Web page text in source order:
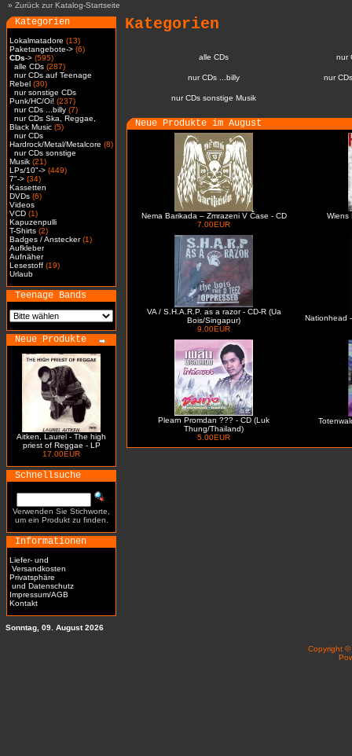
» Zurück zur Katalog-Startseite
Kategorien
Lokalmatadore (13)
Paketangebote-> (6)
CDs-> (595)
alle CDs (287)
nur CDs auf Teenage
Rebel (30)
nur sonstige CDs
Punk/HC/Oi! (237)
nur CDs ...billy (7)
nur CDs Ska, Reggae,
Black Music (5)
nur CDs
Hardrock/Metal/Metalcore (8)
nur CDs sonstige
Musik (21)
LPs/10"-> (449)
7"-> (34)
Kassetten
DVDs (6)
Videos
VCD (1)
Kapuzenpulli
T-Shirts (2)
Badges / Anstecker(1)
Aufkleber
Aufnäher
Lesestoff (19)
Urlaub
Teenage Bands
Neue Produkte
Aitken, Laurel - The high
priest of Reggae - LP
17.00EUR
Schnellsuche
Verwenden Sie Stichworte,
um ein Produkt zu finden.
Informationen
Liefer- und
Versandkosten
Privatsphäre
und Datenschutz
Impressum/AGB
Kontakt
Kategorien
alle CDs nur
nur CDs ...billy nur
nur CDs sonstige Musik
Neue Produkte im August
Nema Barikada – Zmrazeni V Čase - CD
7.00EUR
Wiens
VA / S.H.A.R.P. as a razor - CD-R (Ua
Bois/Singapur)
9.00EUR
Nationhead
Plearn Promdan ??? - CD (Luk
Thung/Thailand)
5.00EUR
Sonntag, 09. August 2026
Copyright